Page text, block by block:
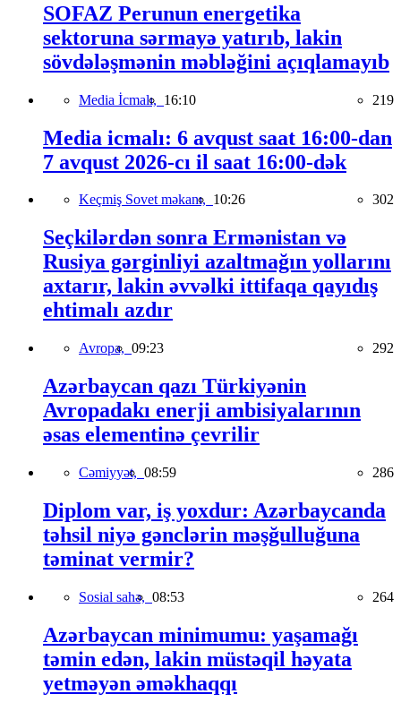
SOFAZ Perunun energetika
sektoruna sərmayə yatırıb, lakin
sövdələşmənin məbləğini açıqlamayıb
Media İcmalı, 16:10 219
Media icmalı: 6 avqust saat 16:00-dan
7 avqust 2026-cı il saat 16:00-dək
Keçmiş Sovet məkanı, 10:26 302
Seçkilərdən sonra Ermənistan və
Rusiya gərginliyi azaltmağın yollarını
axtarır, lakin əvvəlki ittifaqa qayıdış
ehtimalı azdır
Avropa, 09:23 292
Azərbaycan qazı Türkiyənin
Avropadakı enerji ambisiyalarının
əsas elementinə çevrilir
Cəmiyyət, 08:59 286
Diplom var, iş yoxdur: Azərbaycanda
təhsil niyə gənclərin məşğulluğuna
təminat vermir?
Sosial sahə, 08:53 264
Azərbaycan minimumu: yaşamağı
təmin edən, lakin müstəqil həyata
yetməyən əməkhaqqı